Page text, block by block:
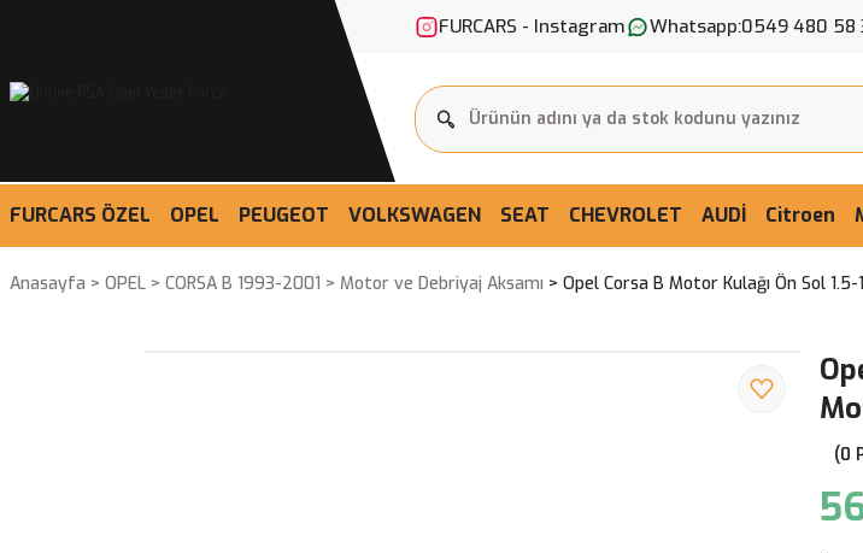
FURCARS - Instagram Whatsapp:0549 480 58
FURCARS ÖZEL OPEL PEUGEOT VOLKSWAGEN SEAT CHEVROLET AUDİ Citroen
Anasayfa OPEL CORSA B 1993-2001 Motor ve Debriyaj Aksamı Opel Corsa B Motor Kulağı Ön Sol
(0